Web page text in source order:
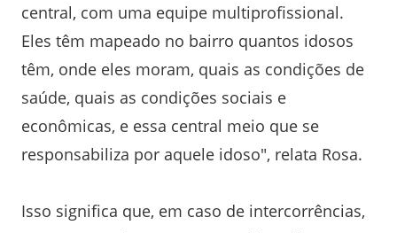
central, com uma equipe multiprofissional.
Eles têm mapeado no bairro quantos idosos
têm, onde eles moram, quais as condições de
saúde, quais as condições sociais e
econômicas, e essa central meio que se
responsabiliza por aquele idoso", relata Rosa.
Isso significa que, em caso de intercorrências,